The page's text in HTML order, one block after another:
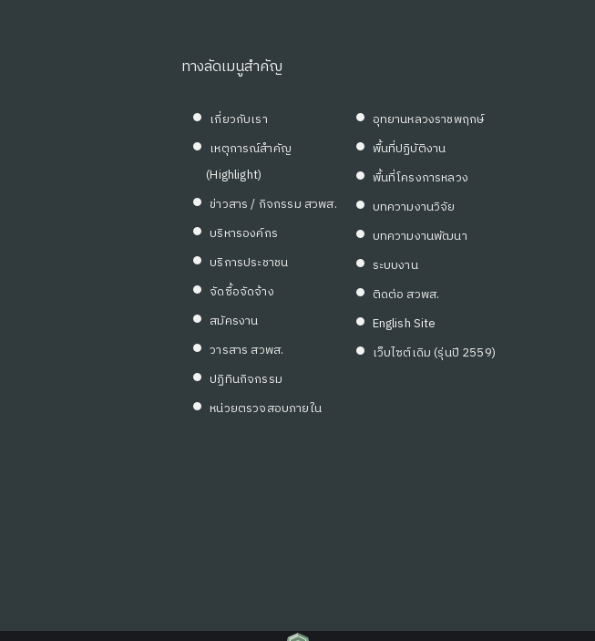
ทางลัดเมนูสำคัญ
เกี่ยวกับเรา
เหตุการณ์สำคัญ
(Highlight)
ข่าวสาร / กิจกรรม สวพส.
บริหารองค์กร
บริการประชาชน
จัดซื้อจัดจ้าง
สมัครงาน
วารสาร สวพส.
ปฏิทินกิจกรรม
หน่วยตรวจสอบภายใน
อุทยานหลวงราชพฤกษ์
พื้นที่ปฏิบัติงาน
พื้นที่โครงการหลวง
บทความงานวิจัย
บทความงานพัฒนา
ระบบงาน
ติดต่อ สวพส.
English Site
เว็บไซต์เดิม (รุ่นปี 2559)